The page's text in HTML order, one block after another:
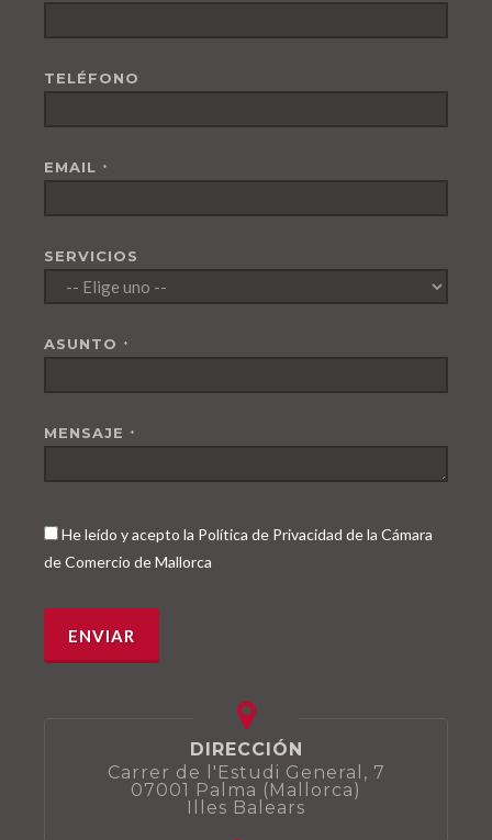
TELÉFONO
EMAIL *
SERVICIOS
ASUNTO *
MENSAJE *
He leído y acepto la Política de Privacidad de la Cámara
de Comercio de Mallorca
DIRECCIÓN
Carrer de l'Estudi General, 7
07001 Palma (Mallorca)
Illes Balears